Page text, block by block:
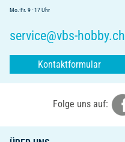
Mo.-Fr. 9 - 17 Uhr
service@vbs-hobby.ch
Kontaktformular
Folge uns auf: